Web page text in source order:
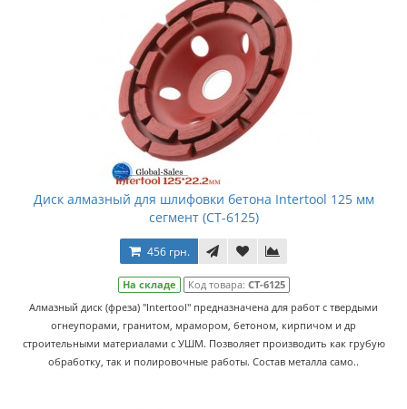
Диск алмазный для шлифовки бетона Intertool 125 мм
сегмент (CT-6125)
456 грн.
На складе Код товара: CT-6125
Алмазный диск (фреза) "Intertool" предназначена для работ с твердыми
огнеупорами, гранитом, мрамором, бетоном, кирпичом и др
строительными материалами с УШМ. Позволяет производить как грубую
обработку, так и полировочные работы. Состав металла само..